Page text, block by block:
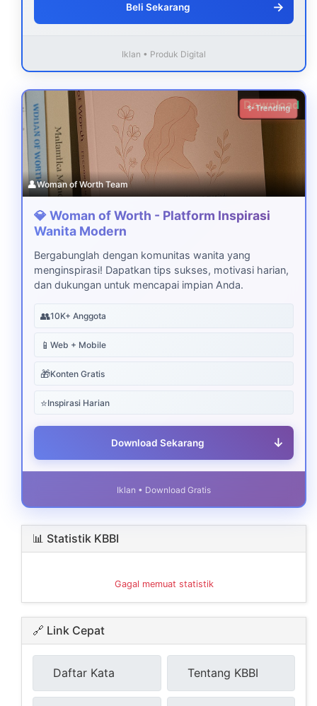
Beli Sekarang →
Iklan • Produk Digital
Download
✨ Trending
👤Woman of Worth Team
💎 Woman of Worth - Platform Inspirasi
Wanita Modern
Bergabunglah dengan komunitas wanita yang
menginspirasi! Dapatkan tips sukses, motivasi harian,
dan dukungan untuk mencapai impian Anda.
👥10K+ Anggota
📱 Web + Mobile
🎁Konten Gratis
⭐Inspirasi Harian
Download Sekarang ↓
Iklan • Download Gratis
📊 Statistik KBBI
Gagal memuat statistik
🔗 Link Cepat
Daftar Kata Tentang KBBI